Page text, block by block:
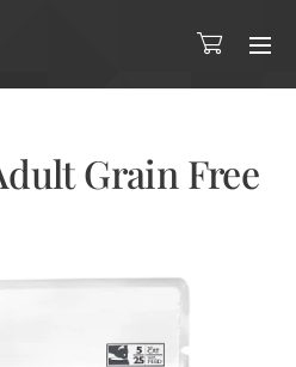
Grain Free